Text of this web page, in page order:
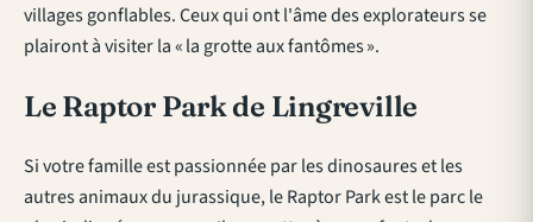
villages gonflables. Ceux qui ont l'âme des explorateurs se
plairont à visiter la « la grotte aux fantômes ».
Le Raptor Park de Lingreville
Si votre famille est passionnée par les dinosaures et les
autres animaux du jurassique, le Raptor Park est le parc le